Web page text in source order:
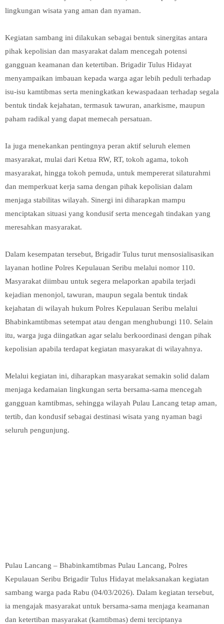
lingkungan wisata yang aman dan nyaman.
Kegiatan sambang ini dilakukan sebagai bentuk sinergitas antara
pihak kepolisian dan masyarakat dalam mencegah potensi
gangguan keamanan dan ketertiban. Brigadir Tulus Hidayat
menyampaikan imbauan kepada warga agar lebih peduli terhadap
isu-isu kamtibmas serta meningkatkan kewaspadaan terhadap segala
bentuk tindak kejahatan, termasuk tawuran, anarkisme, maupun
paham radikal yang dapat memecah persatuan.
Ia juga menekankan pentingnya peran aktif seluruh elemen
masyarakat, mulai dari Ketua RW, RT, tokoh agama, tokoh
masyarakat, hingga tokoh pemuda, untuk mempererat silaturahmi
dan memperkuat kerja sama dengan pihak kepolisian dalam
menjaga stabilitas wilayah. Sinergi ini diharapkan mampu
menciptakan situasi yang kondusif serta mencegah tindakan yang
meresahkan masyarakat.
Dalam kesempatan tersebut, Brigadir Tulus turut mensosialisasikan
layanan hotline Polres Kepulauan Seribu melalui nomor 110.
Masyarakat diimbau untuk segera melaporkan apabila terjadi
kejadian menonjol, tawuran, maupun segala bentuk tindak
kejahatan di wilayah hukum Polres Kepulauan Seribu melalui
Bhabinkamtibmas setempat atau dengan menghubungi 110. Selain
itu, warga juga diingatkan agar selalu berkoordinasi dengan pihak
kepolisian apabila terdapat kegiatan masyarakat di wilayahnya.
Melalui kegiatan ini, diharapkan masyarakat semakin solid dalam
menjaga kedamaian lingkungan serta bersama-sama mencegah
gangguan kamtibmas, sehingga wilayah Pulau Lancang tetap aman,
tertib, dan kondusif sebagai destinasi wisata yang nyaman bagi
seluruh pengunjung.
Pulau Lancang – Bhabinkamtibmas Pulau Lancang, Polres
Kepulauan Seribu Brigadir Tulus Hidayat melaksanakan kegiatan
sambang warga pada Rabu (04/03/2026). Dalam kegiatan tersebut,
ia mengajak masyarakat untuk bersama-sama menjaga keamanan
dan ketertiban masyarakat (kamtibmas) demi terciptanya